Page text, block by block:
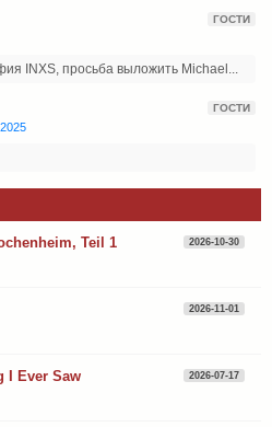
ГОСТИ
INXS, просьба выложить Michael...
ГОСТИ
Teil 1 2026-10-30
2026-11-01
I Ever Saw 2026-07-17